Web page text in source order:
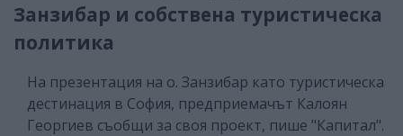
Занзибар и собствена туристическа
политика
На презентация на о. Занзибар като туристическа
дестинация в София, предприемачът Калоян
Георгиев съобщи за своя проект, пише "Капитал".